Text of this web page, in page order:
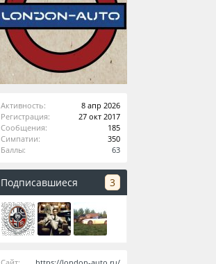
Активность:
8 апр 2026
Регистрация:
27 окт 2017
Сообщения:
185
Симпатии:
350
Баллы:
63
Подписавшиеся 3